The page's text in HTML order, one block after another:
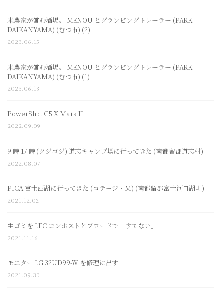
米農家が営む酒場。 MENOU とグランピングトレーラー (PARK
DAIKANYAMA) (むつ市) (2)
2023.06.15
米農家が営む酒場。 MENOU とグランピングトレーラー (PARK
DAIKANYAMA) (むつ市) (1)
2023.06.13
PowerShot G5 X Mark II
2022.09.09
9 時 17 時 (クジゴジ) 道志キャンプ場に行ってきた (南都留郡道志村)
2022.08.07
PICA 富士西湖に行ってきた (コテージ・M) (南都留郡富士河口湖町)
2021.12.02
生ゴミを LFC コンポストとブロードで「すてない」
2021.11.16
モニター LG 32UD99-W を修理に出す
2021.09.30